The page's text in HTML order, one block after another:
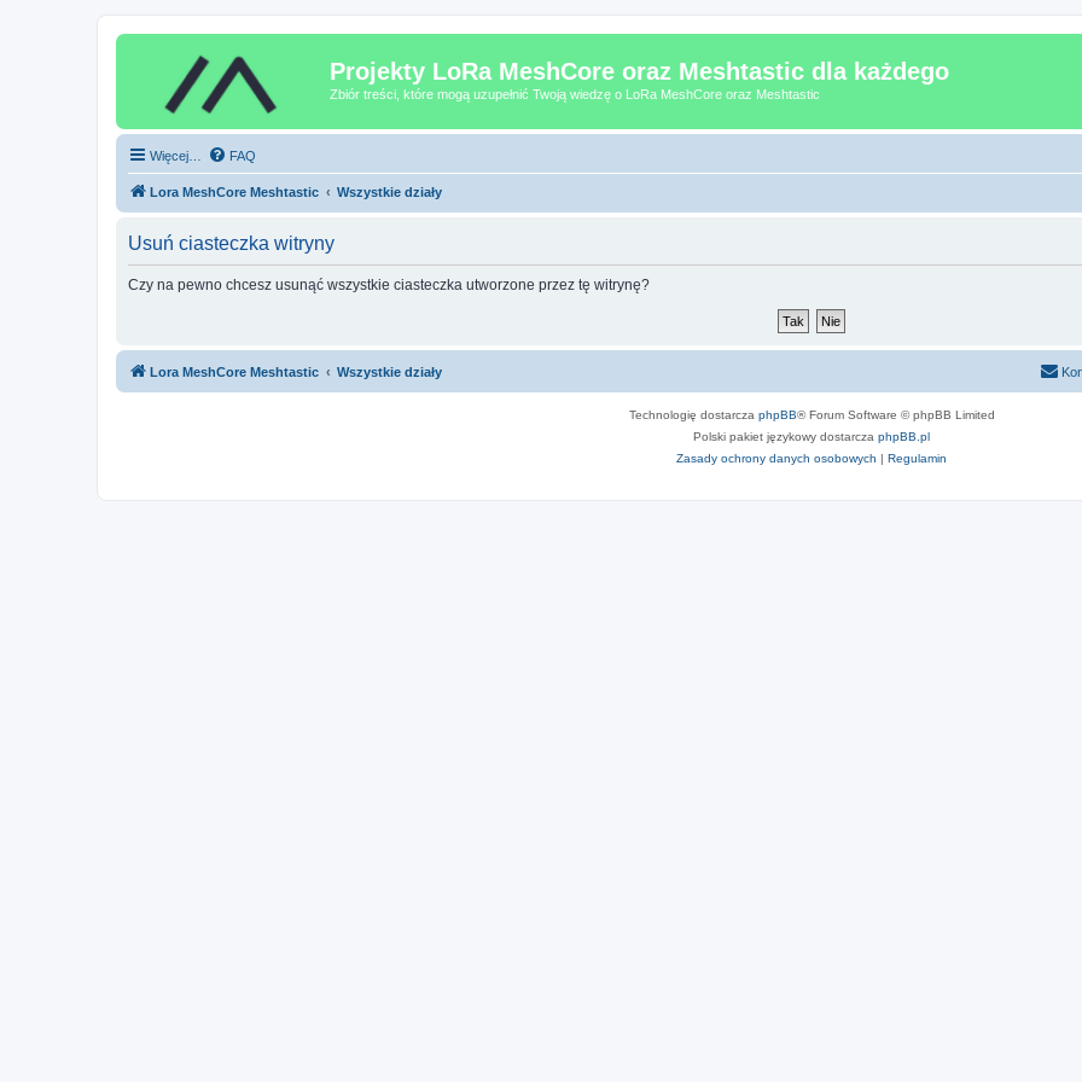
Projekty LoRa MeshCore oraz Meshtastic dla każdego
Zbiór treści, które mogą uzupełnić Twoją wiedzę o LoRa MeshCore oraz Meshtastic
Więcej… FAQ
Lora MeshCore Meshtastic Wszystkie działy
Usuń ciasteczka witryny
Czy na pewno chcesz usunąć wszystkie ciasteczka utworzone przez tę witrynę?
Lora MeshCore Meshtastic Wszystkie działy
Technologię dostarcza phpBB® Forum Software © phpBB Limited
Polski pakiet językowy dostarcza phpBB.pl
Zasady ochrony danych osobowych | Regulamin